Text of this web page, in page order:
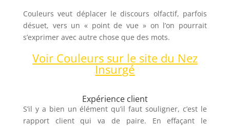
Couleurs veut déplacer le discours olfactif, parfois
désuet, vers un « point de vue » on l’on pourrait
s’exprimer avec autre chose que des mots.
Voir Couleurs sur le site du Nez
Insurgé
Expérience client
S’il y a bien un élément qu’il faut souligner, c’est le
rapport client qui va de paire. En effaçant le